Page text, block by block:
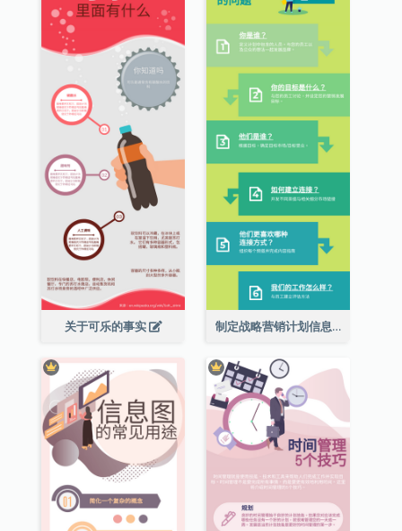
关于可乐的事实 制定战略营销计划信息图表